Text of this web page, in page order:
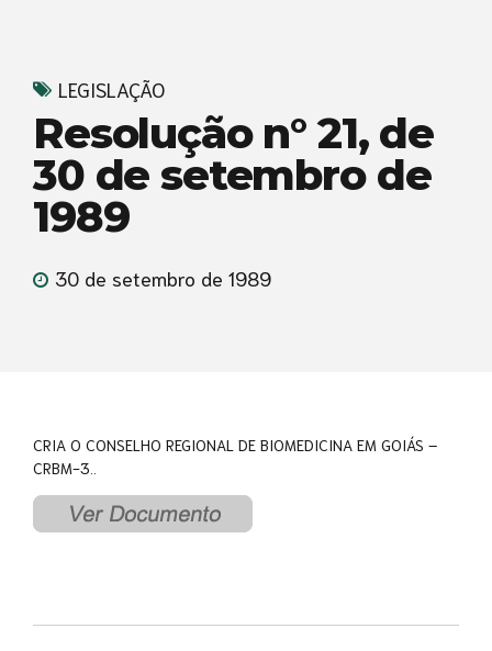
LEGISLAÇÃO
Resolução n° 21, de
30 de setembro de
1989
30 de setembro de 1989
CRIA O CONSELHO REGIONAL DE BIOMEDICINA EM GOIÁS –
CRBM-3..